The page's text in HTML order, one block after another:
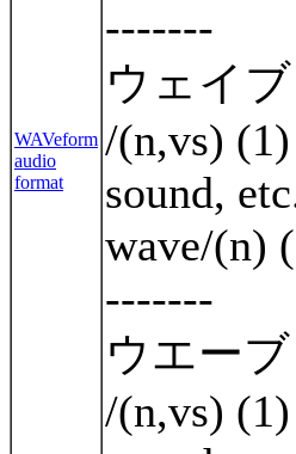
WAVeform
audio
format
-------
ウェイブ
/(n,vs)
sound,
wave/(n)
-------
ウエーブ
/(n,vs)